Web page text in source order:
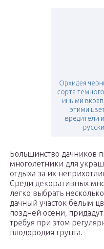
Орхидея
сорта
иными
этими
вредители
Большинство дачников
многолетники для
отдыха за их
Среди декоративных
легко выбрать
дачный участок белым
поздней осени,
требуя при этом
плодородия грунта.